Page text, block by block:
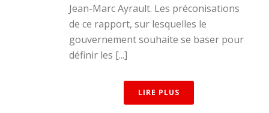
Jean-Marc Ayrault. Les préconisations
de ce rapport, sur lesquelles le
gouvernement souhaite se baser pour
définir les [...]
LIRE PLUS